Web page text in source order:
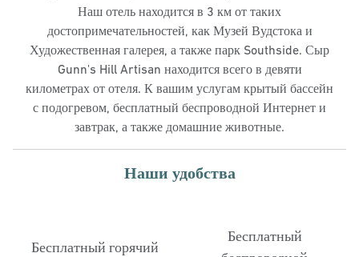
Наш отель находится в 3 км от таких
достопримечательностей, как Музей Вудстока и
Художественная галерея, а также парк Southside. Сыр
Gunn's Hill Artisan находится всего в девяти
километрах от отеля. К вашим услугам крытый бассейн
с подогревом, бесплатный беспроводной Интернет и
завтрак, а также домашние животные.
Наши удобства
Бесплатный горячий
Бесплатный